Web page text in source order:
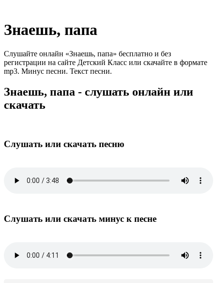
Знаешь, папа
Слушайте онлайн «Знаешь, папа» бесплатно и без
регистрации на сайте Детский Класс или скачайте в формате
mp3. Минус песни. Текст песни.
Знаешь, папа - слушать онлайн или
скачать
Слушать или скачать песню
Слушать или скачать минус к песне